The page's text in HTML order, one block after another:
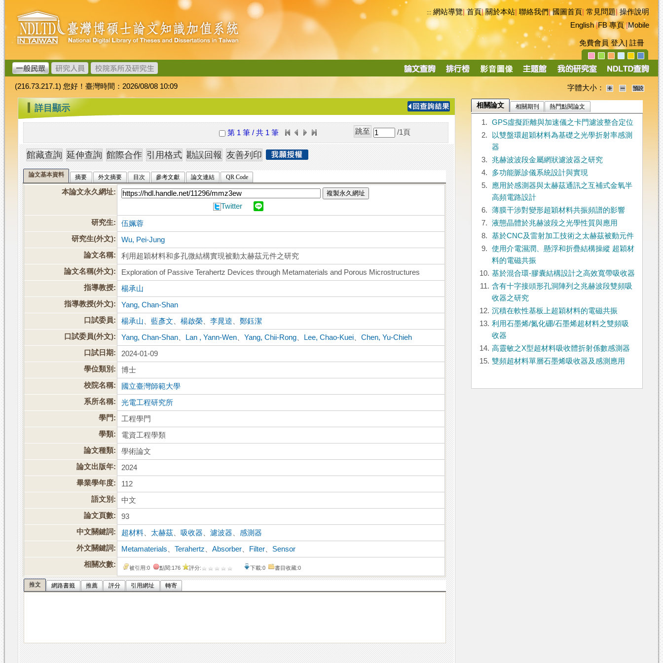
跳
到
主
要
內
容
臺
灣
博
碩
士
論
文
加
值
系
統
::: 網站導覽|首頁|關於本站 聯絡我們|國圖首頁 常見問題|操作說明
English|FB 專頁|Mobile
免費會員 登入 註冊
導
(216.73.217.1) 您好！臺灣時間：2026/08/08 10:09 字體大小：
::: 詳目顯示
第 1 筆 / 共 1 筆 /1 頁
論文基本資料 摘要 外文摘要 目次 參考文獻 論文連結 QR Code
本論文永久網址: 複製永久網址
Twitter
研究生:
伍姵蓉
研究生(外文):
Wu, Pei-Jung
論文名稱:
利用超穎材料和多孔微結構實現被動太赫茲元件之研究
論文名稱(外文):
Exploration of Passive Terahertz Devices through Metamaterials and Porous Microstructures
指導教授:
楊承山
指導教授(外文):
Yang, Chan-Shan
口試委員:
楊承山 、藍彥文 、楊啟榮 、李晁逵 、鄭鈺潔
口試委員(外文):
Yang, Chan-Shan Lan , Yann-Wen 、Yang, Chii-Rong Lee, Chao-Kuei 、Chen, Yu-Chieh
口試日期:
2024-01-09
學位類別:
博士
校院名稱:
國立臺灣師範大學
系所名稱:
光電工程研究所
學門:
工程學門
學類:
電資工程學類
論文種類:
學術論文
論文出版年:
2024
畢業學年度:
112
語文別:
中文
論文頁數:
93
中文關鍵詞:
超材料 太赫茲 吸收器 、濾波器 、感測器
外文關鍵詞:
Metamaterials 、Terahertz 、Absorber Filter
Sensor
相關次數:
被引用:0 點閱:176 評分: 下載:0 書目收藏:0
推文 網路書籤 推薦 評分 引用網址 轉寄
相關論文 相關期刊 熱門點閱論文
1.
GPS虛擬距離與加速儀之卡門濾波整合定位
2.
以雙盤環超穎材料為基礎之光學折射率感測
器
3.
兆赫波波段金屬網狀濾波器之研究
4.
多功能脈診儀系統設計與實現
5.
應用於感測器與太赫茲通訊之互補式金氧半
高頻電路設計
6.
薄膜干涉對變形超穎材料共振頻譜的影響
7.
液態晶體於兆赫波段之光學性質與應用
8.
基於CNC及雷射加工技術之太赫茲被動元件
9.
使用介電濕潤、懸浮和折疊結構操縱 超穎材
料的電磁共振
10. 基於混合環-膠囊結構設計之高效寬帶吸收器
11. 含有十字接頭形孔洞陣列之兆赫波段雙頻吸
收器之研究
12. 沉積在軟性基板上超穎材料的電磁共振
13. 利用石墨烯/氮化硼/石墨烯超材料之雙頻吸
收器
14. 高靈敏之X型超材料吸收體折射係數感測器
15. 雙頻超材料單層石墨烯吸收器及感測應用